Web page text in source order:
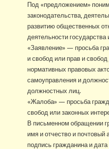
Под «предложением»
законодательства,
развитию общественных
деятельности государства
«Заявление» — просьба
и свобод или прав и
нормативных правовых
самоуправления и
должностных лиц.
«Жалоба» — просьба
свобод или законных
В письменном обращении
имя и отчество и почтовый
подпись гражданина и